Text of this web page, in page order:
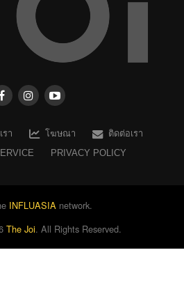
รา โฆษณา
ติดต่อเรา
PRIVACY POLICY
INFLUASIA network.
The Joi. All Rights Reserved.